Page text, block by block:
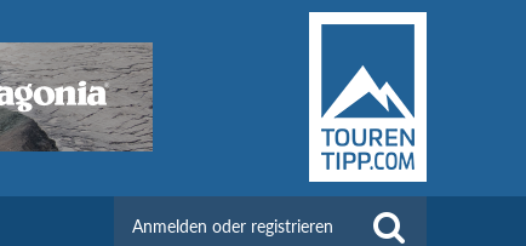
Anmelden oder registrieren